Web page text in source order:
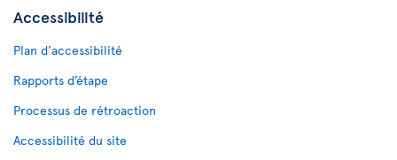
Accessibilité
Plan d'accessibilité
Rapports d’étape
Processus de rétroaction
Accessibilité du site